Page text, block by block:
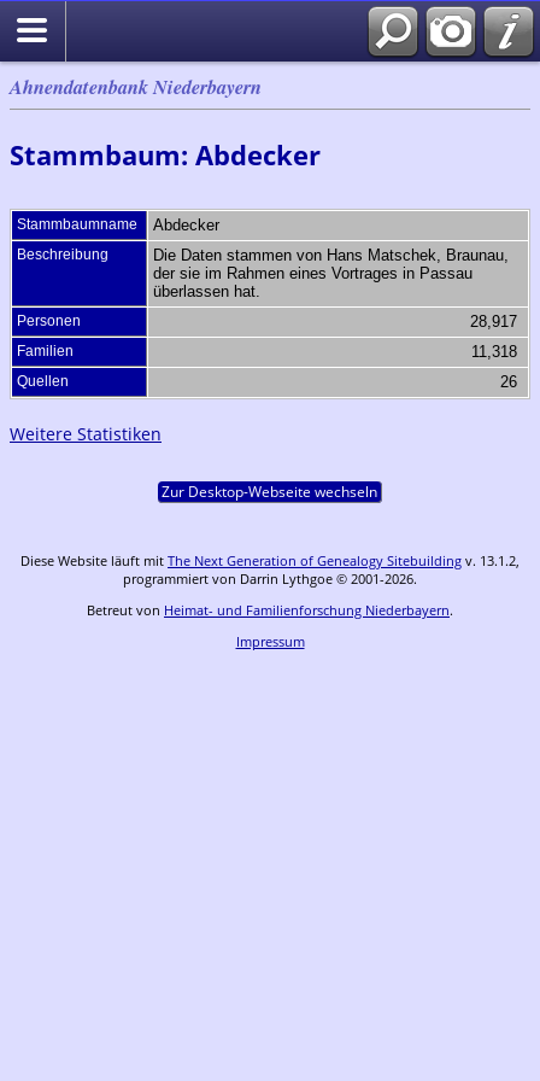
Ahnendatenbank Niederbayern
Stammbaum: Abdecker
Stammbaumname Abdecker
Beschreibung
Die Daten stammen von Hans Matschek, Braunau,
der sie im Rahmen eines Vortrages in Passau
überlassen hat.
Personen 28,917
Familien 11,318
Quellen 26
Weitere Statistiken
Zur Desktop-Webseite wechseln
Diese Website läuft mit The Next Generation of Genealogy Sitebuilding v. 13.1.2,
programmiert von Darrin Lythgoe © 2001-2026.
Betreut von Heimat- und Familienforschung Niederbayern.
Impressum